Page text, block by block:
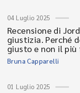
04 Luglio 2025
Recensione di
giustizia. Perché
giusto e non il
Bruna Capparelli
01 Luglio 2025